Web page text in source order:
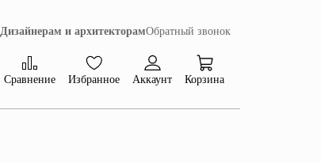
Дизайнерам и архитекторамОбратный звонок
Сравнение Избранное Аккаунт Корзина